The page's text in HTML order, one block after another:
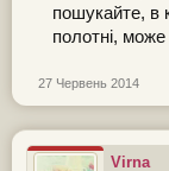
пошукайте, в
полотні,
27 Червень 2014
Virna